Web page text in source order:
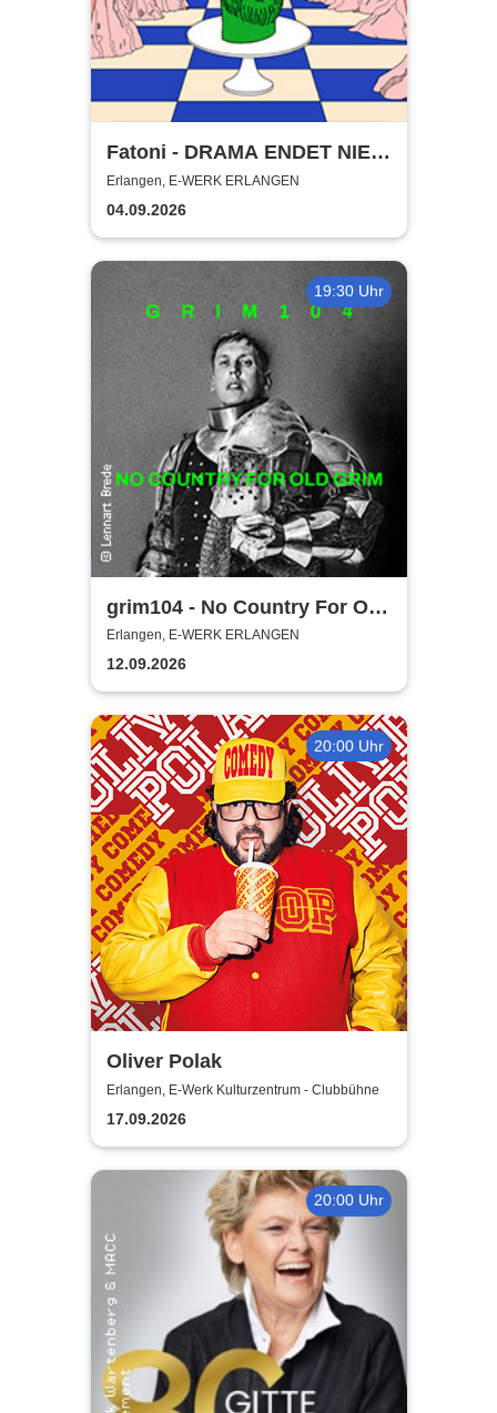
Fatoni - DRAMA ENDET NIE
TOUR 2026
Erlangen, E-WERK ERLANGEN
04.09.2026
19:30 Uhr
grim104 - No Country For Old
Grim Tour 2026
Erlangen, E-WERK ERLANGEN
12.09.2026
20:00 Uhr
Oliver Polak
Erlangen, E-Werk Kulturzentrum - Clubbühne
17.09.2026
20:00 Uhr